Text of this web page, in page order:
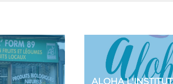
ALOHA L'INSTITUT